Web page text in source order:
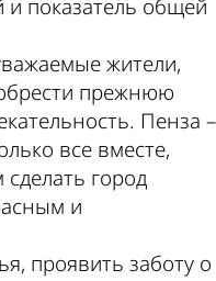
и показатель общей
жители,
прежнюю
Пенза –
все вместе,
город
и
проявить заботу о